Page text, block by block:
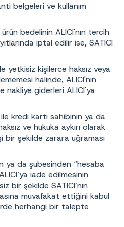
belgeleri ve kullanım
bedelinin ALICI'nın tercih
iptal edilir ise, SATICI
yetkisiz kişilerce haksız veya
halinde, ALICI'nın
nakliye giderleri ALICI'ya
kredi kartı sahibinin ya da
ve hukuka aykırı olarak
bir şekilde zarara uğraması
ya da şubesinden “hesaba
iade edilmesinin
bir şekilde SATICI’nın
muvafakat ettiğini kabul
herhangi bir talepte